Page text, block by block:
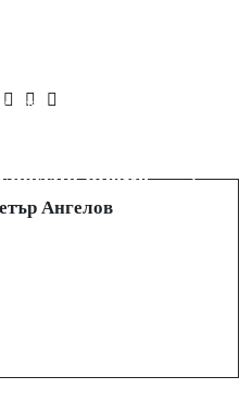
Post
време
Ангелов